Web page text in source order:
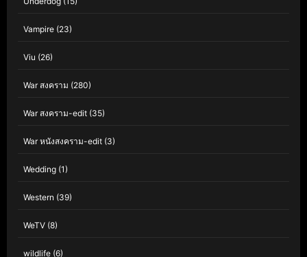
Vampire (23)
Viu (26)
War สงคราม (280)
War สงคราม-edit (35)
War หนังสงคราม-edit (3)
Wedding (1)
Western (39)
WeTV (8)
wildlife (6)